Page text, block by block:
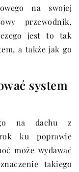
na swojej
przewodnik,
jest to tak
a także jak go
system
na dachu z
ku poprawie
może wydawać
takiego